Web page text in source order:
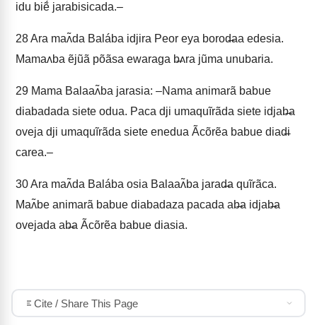
idu biẽ́ jarabisicada.–
28Ara maʌ̃da Balába idjira Peor eya borod̶aa edesia.
Mamaʌba ẽjũã põãsa ewaraga b̶ʌra jũma unubaria.
29 Mama Balaaʌ̃ba jarasia: –Nama animarã babue
diabadada siete odua. Paca dji umaquĩrãda siete idjab̶a
oveja dji umaquĩrãda siete enedua Ãcõrẽa babue diad̶i
carea.–
30Ara maʌ̃da Balába osia Balaaʌ̃ba jarad̶a quĩrãca.
Maʌ̃be animarã babue diabadaza pacada ab̶a idjab̶a
ovejada ab̶a Ãcõrẽa babue diasia.
Cite / Share This Page